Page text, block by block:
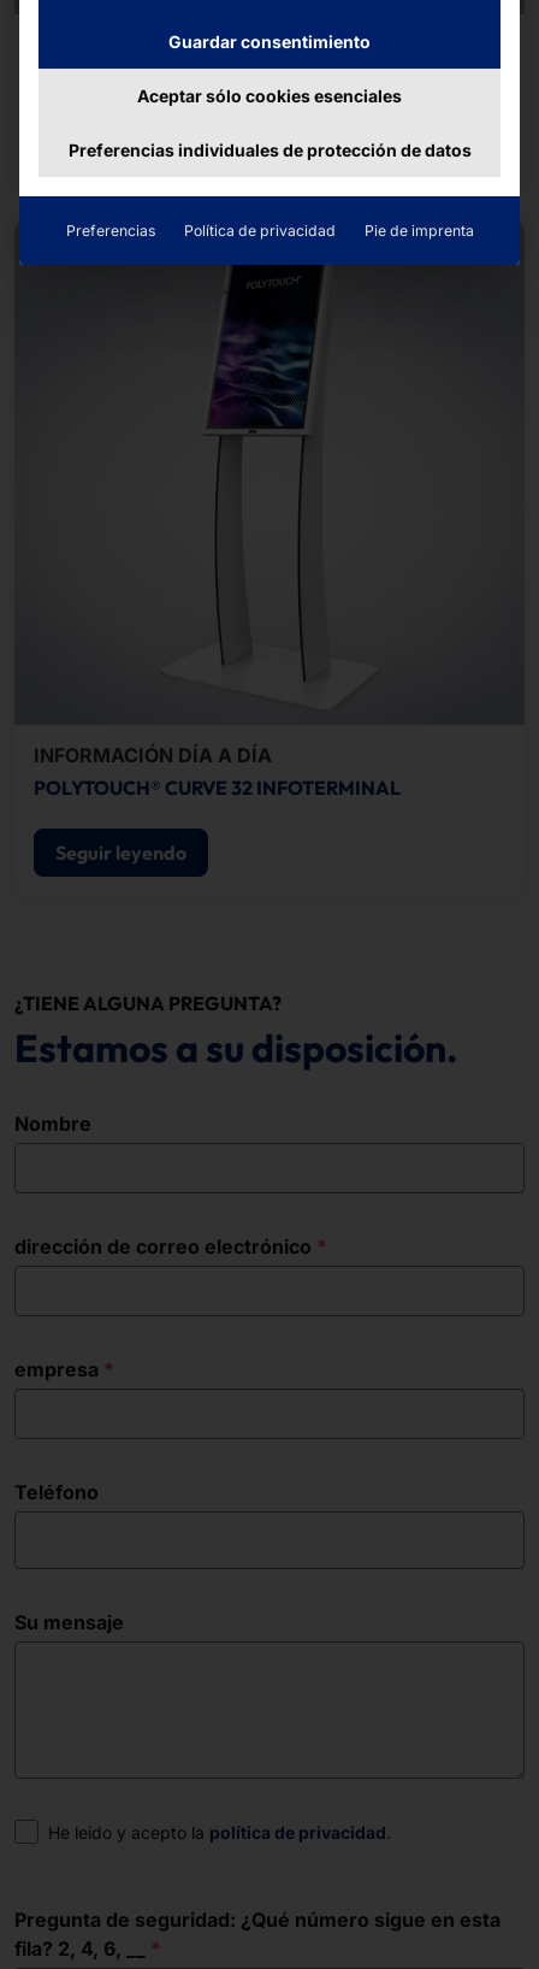
Seguir leyendo
INFORMACIÓN DÍA A DÍA
POLYTOUCH® CURVE 32 INFOTERMINAL
Seguir leyendo
¿TIENE ALGUNA PREGUNTA?
Estamos a su disposición.
Nombre
dirección de correo electrónico
empresa
Teléfono
Su mensaje
Consentimiento
He leído y acepto la política de privacidad.
Pregunta de seguridad: ¿Qué número sigue en esta
fila? 2, 4, 6, __
Guardar consentimiento
Aceptar sólo cookies esenciales
Preferencias individuales de protección de datos
Preferencias Política de privacidad Pie de imprenta